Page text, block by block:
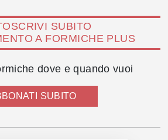
SUBITO
A FORMICHE PLUS
dove e quando vuoi
SUBITO